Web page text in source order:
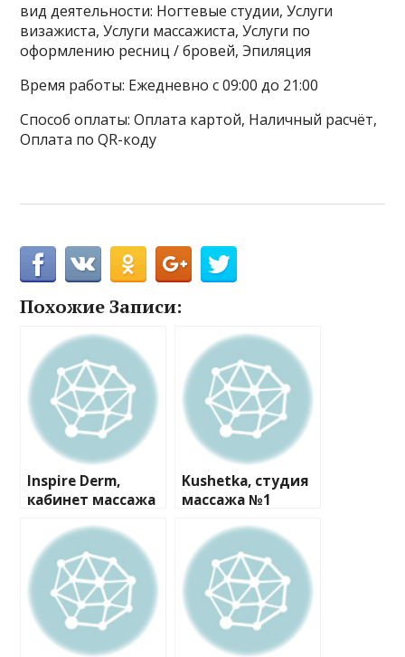
вид деятельности: Ногтевые студии, Услуги
визажиста, Услуги массажиста, Услуги по
оформлению ресниц / бровей, Эпиляция
Время работы: Ежедневно с 09:00 до 21:00
Способ оплаты: Оплата картой, Наличный расчёт,
Оплата по QR-коду
Похожие Записи:
Inspire Derm,
кабинет массажа
Kushetka, студия
массажа №1